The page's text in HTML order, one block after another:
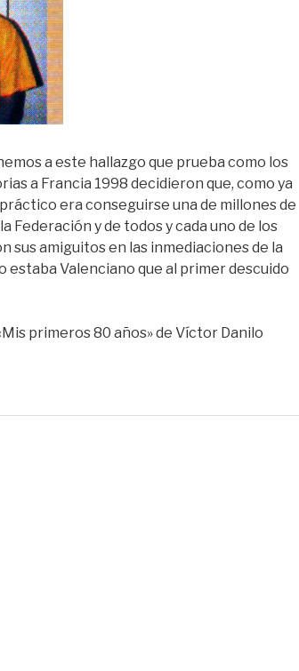
a este hallazgo que prueba como los
a Francia 1998 decidieron que, como ya
era conseguirse una de millones de
Federación y de todos y cada uno de los
sus amiguitos en las inmediaciones de la
Valenciano que al primer descuido
primeros 80 años» de Víctor Danilo